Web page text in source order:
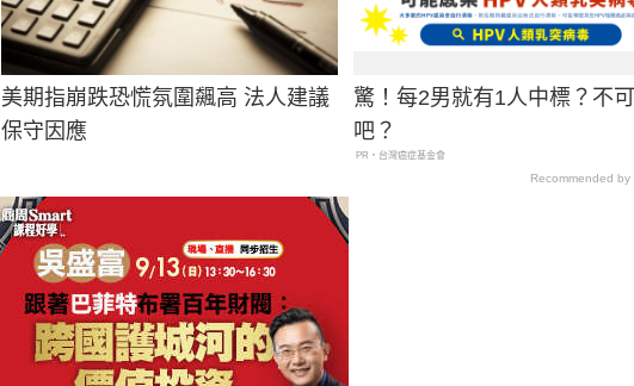
美期指崩跌恐慌氛圍飆高 法人建議
保守因應
驚！每2男就有1人中標？不
吧？
PR・台灣癌症基金會
Recommended by